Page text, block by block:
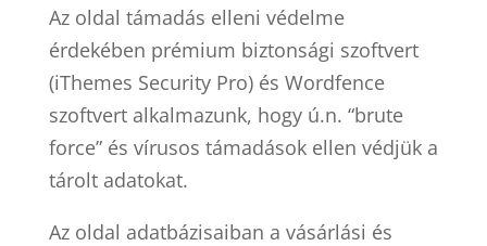
Az oldal támadás elleni védelme
érdekében prémium biztonsági szoftvert
(iThemes Security Pro) és Wordfence
szoftvert alkalmazunk, hogy ú.n. “brute
force” és vírusos támadások ellen védjük a
tárolt adatokat.
Az oldal adatbázisaiban a vásárlási és